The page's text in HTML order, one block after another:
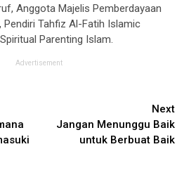
Anggota Majelis Pemberdayaan
Tahfiz Al-Fatih Islamic
Parenting Islam.
Advertisement
Next
Jangan Menunggu Baik
untuk Berbuat Baik